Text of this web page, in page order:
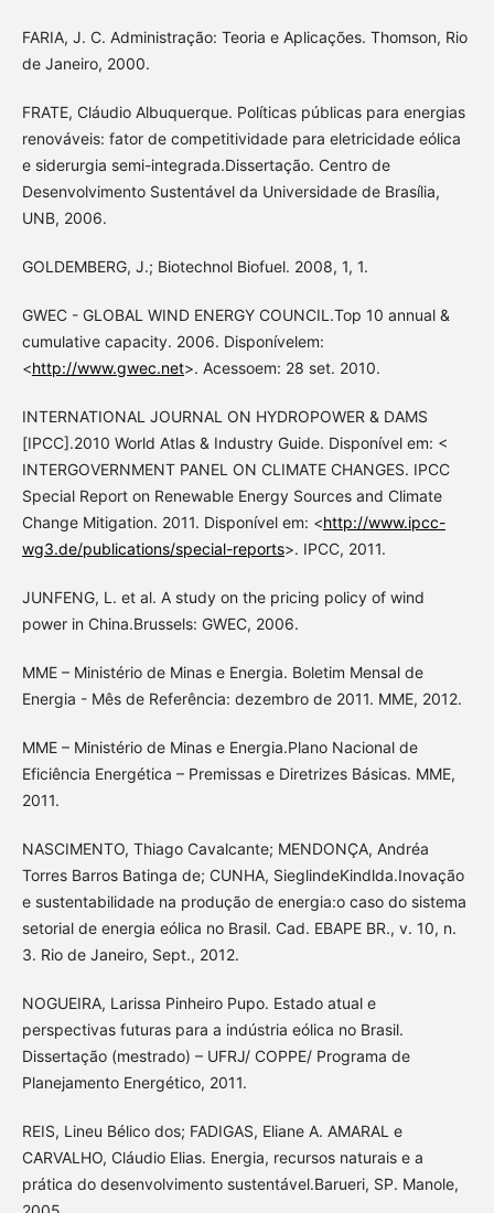
FARIA, J. C. Administração: Teoria e Aplicações. Thomson, Rio
de Janeiro, 2000.
FRATE, Cláudio Albuquerque. Políticas públicas para energias
renováveis: fator de competitividade para eletricidade eólica
e siderurgia semi-integrada.Dissertação. Centro de
Desenvolvimento Sustentável da Universidade de Brasília,
UNB, 2006.
GOLDEMBERG, J.; Biotechnol Biofuel. 2008, 1, 1.
GWEC - GLOBAL WIND ENERGY COUNCIL.Top 10 annual &
cumulative capacity. 2006. Disponívelem:
<http://www.gwec.net>. Acessoem: 28 set. 2010.
INTERNATIONAL JOURNAL ON HYDROPOWER & DAMS
[IPCC].2010 World Atlas & Industry Guide. Disponível em: <
INTERGOVERNMENT PANEL ON CLIMATE CHANGES. IPCC
Special Report on Renewable Energy Sources and Climate
Change Mitigation. 2011. Disponível em: <http://www.ipcc-
wg3.de/publications/special-reports>. IPCC, 2011.
JUNFENG, L. et al. A study on the pricing policy of wind
power in China.Brussels: GWEC, 2006.
MME – Ministério de Minas e Energia. Boletim Mensal de
Energia - Mês de Referência: dezembro de 2011. MME, 2012.
MME – Ministério de Minas e Energia.Plano Nacional de
Eficiência Energética – Premissas e Diretrizes Básicas. MME,
2011.
NASCIMENTO, Thiago Cavalcante; MENDONÇA, Andréa
Torres Barros Batinga de; CUNHA, SieglindeKindlda.Inovação
e sustentabilidade na produção de energia:o caso do sistema
setorial de energia eólica no Brasil. Cad. EBAPE BR., v. 10, n.
3. Rio de Janeiro, Sept., 2012.
NOGUEIRA, Larissa Pinheiro Pupo. Estado atual e
perspectivas futuras para a indústria eólica no Brasil.
Dissertação (mestrado) – UFRJ/ COPPE/ Programa de
Planejamento Energético, 2011.
REIS, Lineu Bélico dos; FADIGAS, Eliane A. AMARAL e
CARVALHO, Cláudio Elias. Energia, recursos naturais e a
prática do desenvolvimento sustentável.Barueri, SP. Manole,